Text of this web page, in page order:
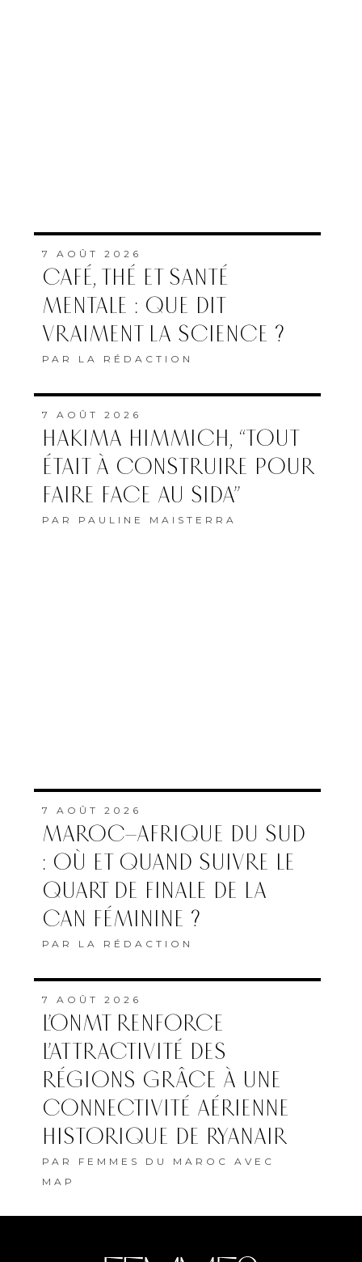
7 AOÛT 2026
CAFÉ, THÉ ET SANTÉ
MENTALE : QUE DIT
VRAIMENT LA SCIENCE ?
PAR LA RÉDACTION
7 AOÛT 2026
HAKIMA HIMMICH, “TOUT
ÉTAIT À CONSTRUIRE POUR
FAIRE FACE AU SIDA”
PAR PAULINE MAISTERRA
7 AOÛT 2026
MAROC–AFRIQUE DU SUD
: OÙ ET QUAND SUIVRE LE
QUART DE FINALE DE LA
CAN FÉMININE ?
PAR LA RÉDACTION
7 AOÛT 2026
L’ONMT RENFORCE
L’ATTRACTIVITÉ DES
RÉGIONS GRÂCE À UNE
CONNECTIVITÉ AÉRIENNE
HISTORIQUE DE RYANAIR
PAR FEMMES DU MAROC AVEC
MAP